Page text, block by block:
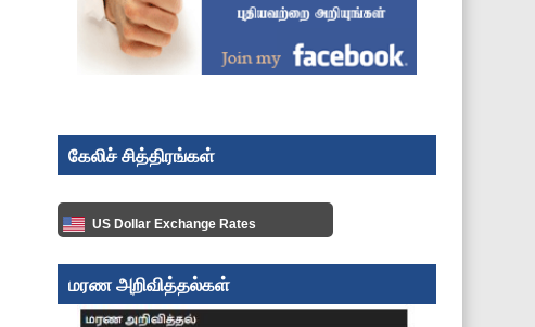
கேலிச் சித்திரங்கள்
US Dollar Exchange Rates
மரண அறிவித்தல்கள்